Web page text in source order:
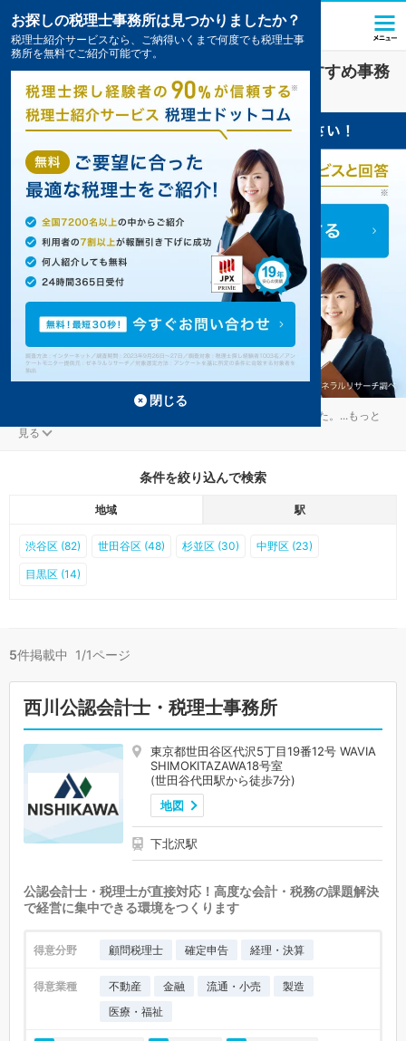
世田谷代田駅(東京都)の顧問税理士のおすすめ事務
所の一覧5件掲載中
世田谷の世田谷代田駅の顧問税理士事務所が5件見つかりました。 ...もっと
見る
条件を絞り込んで検索
地域 駅
渋谷区 (82) 世田谷区 (48) 杉並区 (30) 中野区 (23)
目黒区 (14)
5件掲載中 1/1ページ
西川公認会計士・税理士事務所
東京都世田谷区代沢5丁目19番12号 WAVIA
SHIMOKITAZAWA18号室
(世田谷代田駅から徒歩7分)
地図
下北沢駅
公認会計士・税理士が直接対応！高度な会計・税務の課題解決
で経営に集中できる環境をつくります
得意分野 顧問税理士 確定申告 経理・決算
得意業種 不動産 金融 流通・小売
製造
医療・福祉
お探しの税理士事務所は見つかりましたか？
税理士紹介サービスなら、ご納得いくまで何度でも税理士事
務所を無料でご紹介可能です。
閉じる